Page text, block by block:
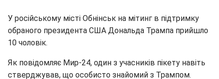
У російському місті Обнінськ на мітинг в підтримку
обраного президента США Дональда Трампа прийшло
10 чоловік.
Як повідомляє Мир-24, один з учасників пікету навіть
стверджував, що особисто знайомий з Трампом.